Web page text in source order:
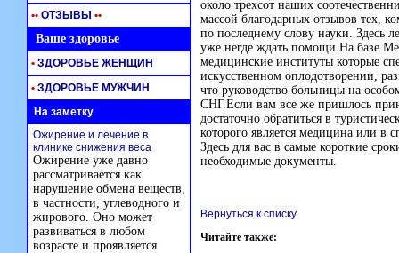
около трехсот наших
массой благодарных отзывов тех,
по последнему слову науки. Здесь
уже негде ждать помощи.На базе
медицинские институты которые
искусственном оплодотворении,
что руководство больницы на
СНГ.Если вам все же пришлось
достаточно обратиться в
которого является медицина или
Здесь для вас в самые короткие
необходимые документы.
Вернуться к списку
Читайте также:
•• ОТЗЫВЫ ••
Ваше здоровье
• ЗДОРОВЬЕ ЖЕНЩИН
• ЗДОРОВЬЕ МУЖЧИН
На заметку
Ожирение и лечение в
клинике снижения веса
Ожирение уже давно
рассматривается как
нарушение обмена веществ,
в частности, углеводного и
жирового. Оно может
развиваться в любом
возрасте и проявляется